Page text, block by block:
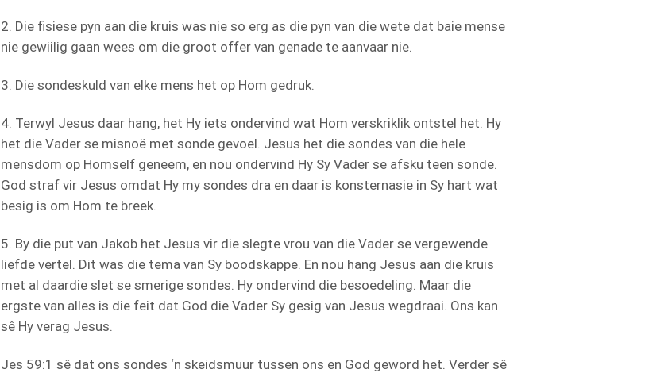
2. Die fisiese pyn aan die kruis was nie so erg as die pyn van die wete dat baie mense
nie gewiilig gaan wees om die groot offer van genade te aanvaar nie.
3. Die sondeskuld van elke mens het op Hom gedruk.
4. Terwyl Jesus daar hang, het Hy iets ondervind wat Hom verskriklik ontstel het. Hy
het die Vader se misnoë met sonde gevoel. Jesus het die sondes van die hele
mensdom op Homself geneem, en nou ondervind Hy Sy Vader se afsku teen sonde.
God straf vir Jesus omdat Hy my sondes dra en daar is konsternasie in Sy hart wat
besig is om Hom te breek.
5. By die put van Jakob het Jesus vir die slegte vrou van die Vader se vergewende
liefde vertel. Dit was die tema van Sy boodskappe. En nou hang Jesus aan die kruis
met al daardie slet se smerige sondes. Hy ondervind die besoedeling. Maar die
ergste van alles is die feit dat God die Vader Sy gesig van Jesus wegdraai. Ons kan
sê Hy verag Jesus.
Jes 59:1 sê dat ons sondes ‘n skeidsmuur tussen ons en God geword het. Verder sê